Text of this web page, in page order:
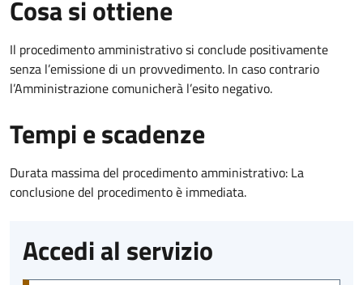
Cosa si ottiene
Il procedimento amministrativo si conclude positivamente
senza l’emissione di un provvedimento. In caso contrario
l’Amministrazione comunicherà l’esito negativo.
Tempi e scadenze
Durata massima del procedimento amministrativo: La
conclusione del procedimento è immediata.
Accedi al servizio